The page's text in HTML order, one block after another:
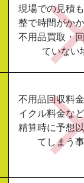
現場での見積
整で時間がか
不用品買取・
ていない
不用品回収料
イクル料金な
精算時に予想
てしまう